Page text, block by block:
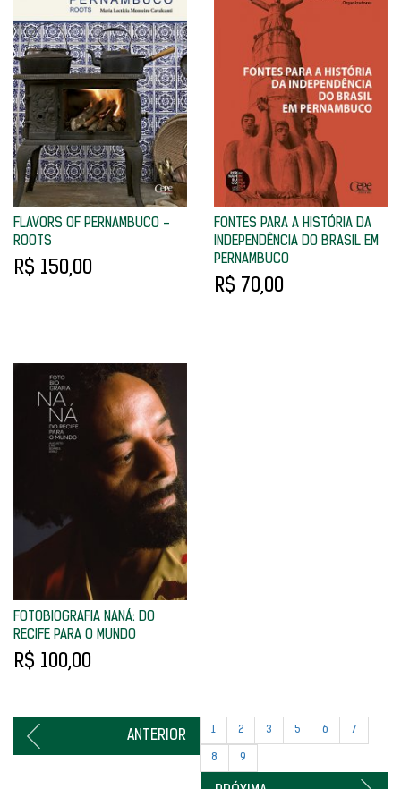
FLAVORS OF PERNAMBUCO -
ROOTS
R$ 150,00
FONTES PARA A HISTÓRIA DA
INDEPENDÊNCIA DO BRASIL EM
PERNAMBUCO
R$ 70,00
FOTOBIOGRAFIA NANÁ: DO
RECIFE PARA O MUNDO
R$ 100,00
1 2 3 5 6 7
8 9